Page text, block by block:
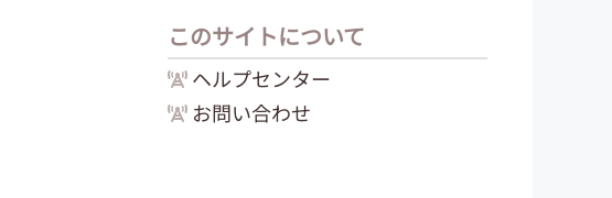
このサイトについて
ヘルプセンター
お問い合わせ